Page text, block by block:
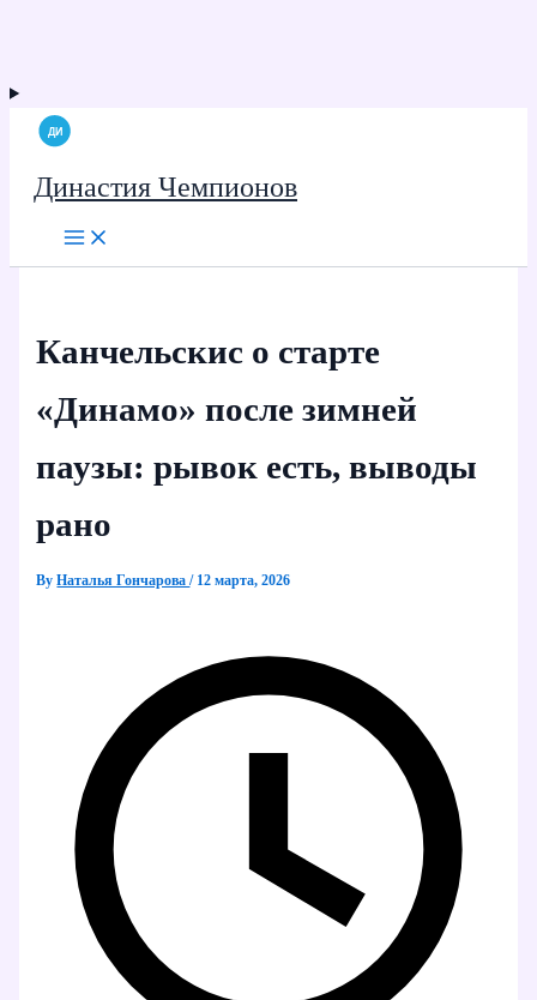
Династия Чемпионов
Канчельскис о старте
«Динамо» после зимней
паузы: рывок есть, выводы
рано
ByНаталья Гончарова/ 12 марта, 2026